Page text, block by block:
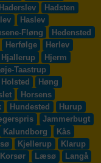
Haderslev
Hadsten
Haslev
Fløng
Hedensted
Herfølge
Herlev
Hjallerup
Hjerm
Taastrup
Holsted
Høng
Horsens
Hundested
Hurup
Jammerbugt
Kalundborg
Kås
Kjellerup
Klarup
Korsør Læsø
Langå